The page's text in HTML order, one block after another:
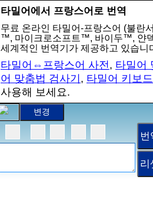
타밀어에서 프랑스어로 번역
무료 온라인 타밀어-프랑스어 (불란
™, 마이크로소프트™, 바이두™, 얀
세계적인 번역기가 제공하고 있습니
타밀어⇔프랑스어 사전, 타밀어
어 맞춤법 검사기 , 타밀어 키보드
사용해 보세요.